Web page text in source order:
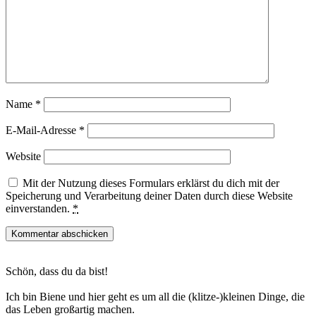
Name *
E-Mail-Adresse *
Website
Mit der Nutzung dieses Formulars erklärst du dich mit der
Speicherung und Verarbeitung deiner Daten durch diese Website
einverstanden. *
Sidebar
Schön, dass du da bist!
Ich bin Biene und hier geht es um all die (klitze-)kleinen Dinge, die
das Leben großartig machen.